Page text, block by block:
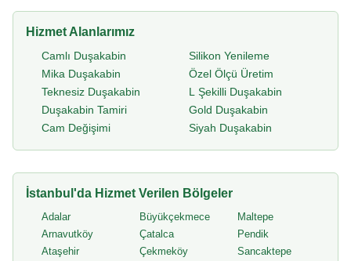
Hizmet Alanlarımız
Camlı Duşakabin
Mika Duşakabin
Teknesiz Duşakabin
Duşakabin Tamiri
Cam Değişimi
Silikon Yenileme
Özel Ölçü Üretim
L Şekilli Duşakabin
Gold Duşakabin
Siyah Duşakabin
İstanbul'da Hizmet Verilen Bölgeler
Adalar
Arnavutköy
Ataşehir
Büyükçekmece
Çatalca
Çekmeköy
Maltepe
Pendik
Sancaktepe